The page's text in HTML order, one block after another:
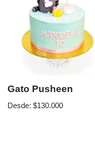
Gato Pusheen
Desde: $130.000